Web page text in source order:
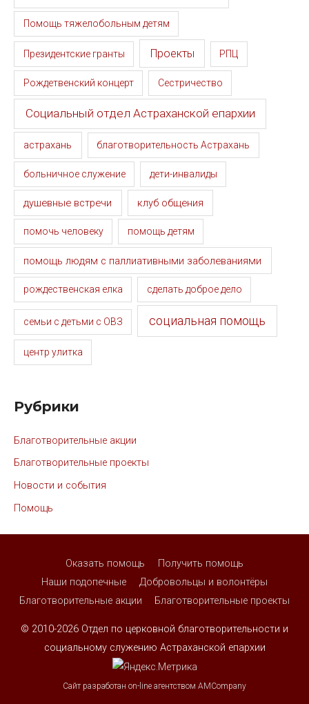
Помощь тяжелобольным детям
Президентские гранты Проекты РПЦ
Рождетвенский концерт Сестричество
Социальный отдел Астраханской епархии
астрахань благотворительность Астрахань
больничное служение дети-инвалиды
душевные встречи клуб общения
помочь человеку помощь детям
помощь людям с паллиативными заболеваниями
рождественская елка сделать доброе дело
семьи с детьми с ОВЗ социальная помощь
центр улитка
Рубрики
Благотворительные акции
Благотворительные проекты
Новости и события
Помощь
Оказать помощь
Получить помощь
Наши подопечные
Добровольцы и волонтёры
Благотворительные акции
Благотворительные проекты
© 2010-2026 Отдел по церковной благотворительности и
социальному служению Астраханской епархии
Сайт разработан on-line агентством AMCompany